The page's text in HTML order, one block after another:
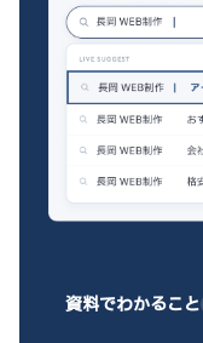
資料でわかること